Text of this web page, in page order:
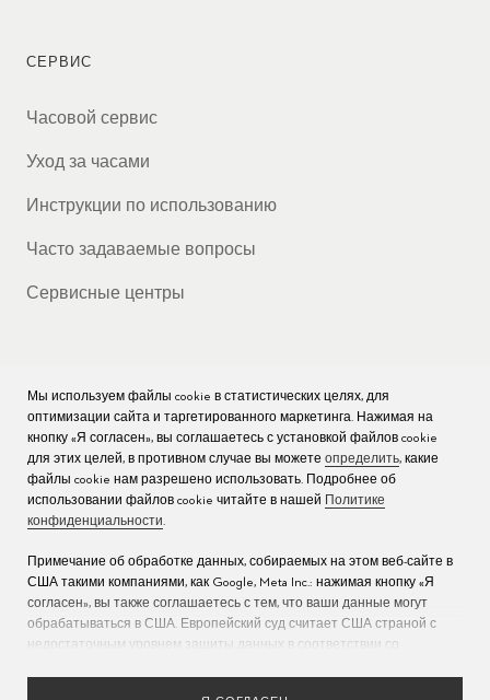
СЕРВИС
Часовой сервис
Уход за часами
Инструкции по использованию
Часто задаваемые вопросы
Сервисные центры
КОМПАНИЯ
Вакансии
Пресс
Мы используем файлы cookie в статистических целях, для
оптимизации сайта и таргетированного маркетинга. Нажимая на
кнопку «Я согласен», вы соглашаетесь с установкой файлов cookie
для этих целей, в противном случае вы можете определить, какие
файлы cookie нам разрешено использовать. Подробнее об
использовании файлов cookie читайте в нашей
Политике
конфиденциальности.
Примечание об обработке данных, собираемых на этом веб-сайте в
США такими компаниями, как Google, Meta Inc.: нажимая кнопку «Я
согласен», вы также соглашаетесь с тем, что ваши данные могут
обрабатываться в США. Европейский суд считает США страной с
недостаточным уровнем защиты данных в соответствии со